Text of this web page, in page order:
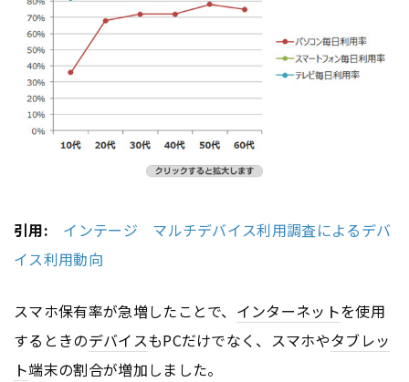
引用:
インテージ マルチデバイス利用調査によるデバ
イス利用動向
スマホ保有率が急増したことで、 インターネットを使用
するときのデバイスもPCだけでなく、スマホやタブレッ
ト端末の割合が増加しました。